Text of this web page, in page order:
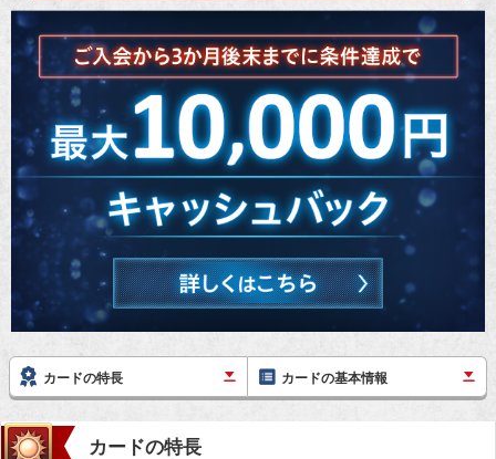
カードの特長 カードの基本情報
カードの特長